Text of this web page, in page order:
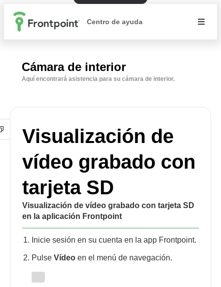
Centro de ayuda
Cámara de interior
Aquí encontrará asistencia para su cámara de interior.
Visualización de
vídeo grabado con
tarjeta SD
Visualización de vídeo grabado con tarjeta SD
en la aplicación Frontpoint
Inicie sesión en su cuenta en la app Frontpoint.
PulseVídeo en el menú de navegación.